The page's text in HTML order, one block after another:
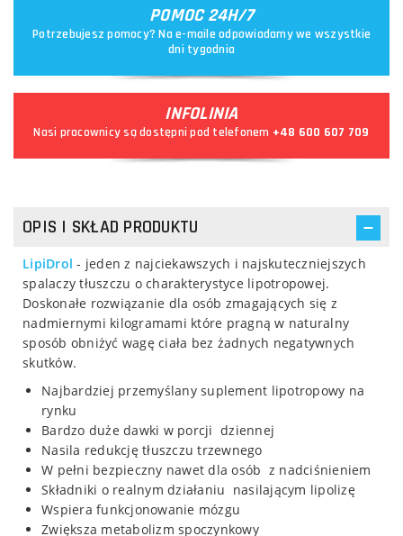
POMOC 24H/7
Potrzebujesz pomocy? Na e-maile odpowiadamy we wszystkie
dni tygodnia
INFOLINIA
Nasi pracownicy są dostępni pod telefonem +48 600 607 709
OPIS I SKŁAD PRODUKTU
LipiDrol - jeden z najciekawszych i najskuteczniejszych
spalaczy tłuszczu o charakterystyce lipotropowej.
Doskonałe rozwiązanie dla osób zmagających się z
nadmiernymi kilogramami które pragną w naturalny
sposób obniżyć wagę ciała bez żadnych negatywnych
skutków.
Najbardziej przemyślany suplement lipotropowy na
rynku
Bardzo duże dawki w porcji dziennej
Nasila redukcję tłuszczu trzewnego
W pełni bezpieczny nawet dla osób z nadciśnieniem
Składniki o realnym działaniu nasilającym lipolizę
Wspiera funkcjonowanie mózgu
Zwiększa metabolizm spoczynkowy